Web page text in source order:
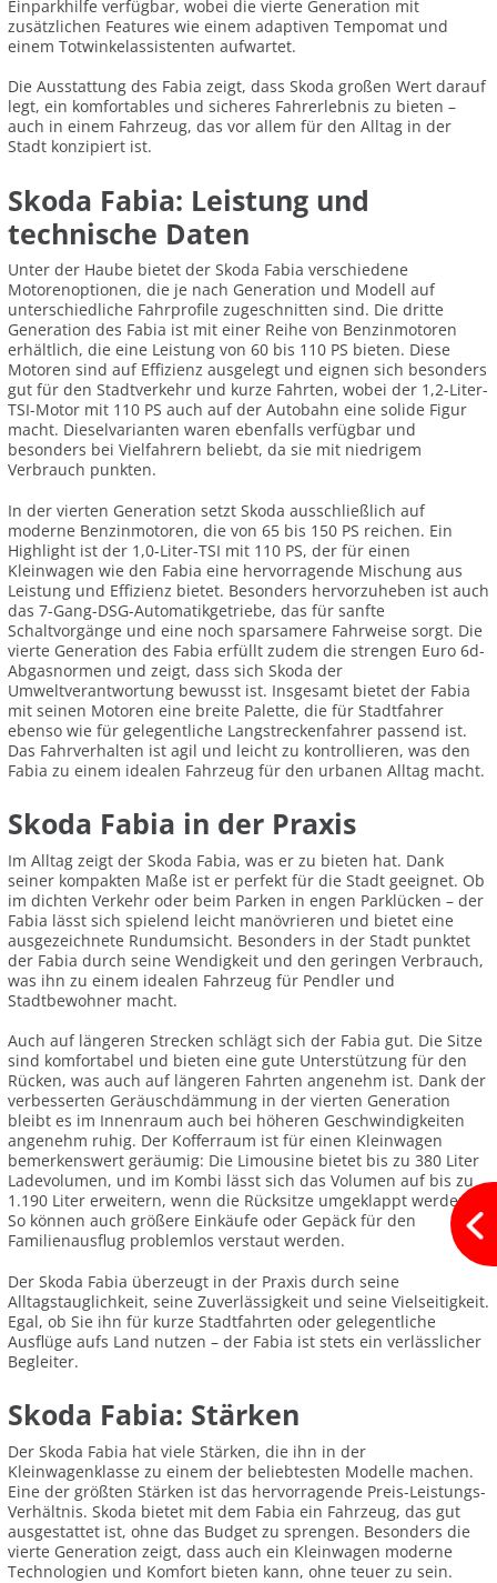
Einparkhilfe verfügbar, wobei die vierte Generation mit
zusätzlichen Features wie einem adaptiven Tempomat und
einem Totwinkelassistenten aufwartet.
Die Ausstattung des Fabia zeigt, dass Skoda großen Wert darauf
legt, ein komfortables und sicheres Fahrerlebnis zu bieten –
auch in einem Fahrzeug, das vor allem für den Alltag in der
Stadt konzipiert ist.
Skoda Fabia: Leistung und
technische Daten
Unter der Haube bietet der Skoda Fabia verschiedene
Motorenoptionen, die je nach Generation und Modell auf
unterschiedliche Fahrprofile zugeschnitten sind. Die dritte
Generation des Fabia ist mit einer Reihe von Benzinmotoren
erhältlich, die eine Leistung von 60 bis 110 PS bieten. Diese
Motoren sind auf Effizienz ausgelegt und eignen sich besonders
gut für den Stadtverkehr und kurze Fahrten, wobei der 1,2-Liter-
TSI-Motor mit 110 PS auch auf der Autobahn eine solide Figur
macht. Dieselvarianten waren ebenfalls verfügbar und
besonders bei Vielfahrern beliebt, da sie mit niedrigem
Verbrauch punkten.
In der vierten Generation setzt Skoda ausschließlich auf
moderne Benzinmotoren, die von 65 bis 150 PS reichen. Ein
Highlight ist der 1,0-Liter-TSI mit 110 PS, der für einen
Kleinwagen wie den Fabia eine hervorragende Mischung aus
Leistung und Effizienz bietet. Besonders hervorzuheben ist auch
das 7-Gang-DSG-Automatikgetriebe, das für sanfte
Schaltvorgänge und eine noch sparsamere Fahrweise sorgt. Die
vierte Generation des Fabia erfüllt zudem die strengen Euro 6d-
Abgasnormen und zeigt, dass sich Skoda der
Umweltverantwortung bewusst ist. Insgesamt bietet der Fabia
mit seinen Motoren eine breite Palette, die für Stadtfahrer
ebenso wie für gelegentliche Langstreckenfahrer passend ist.
Das Fahrverhalten ist agil und leicht zu kontrollieren, was den
Fabia zu einem idealen Fahrzeug für den urbanen Alltag macht.
Skoda Fabia in der Praxis
Im Alltag zeigt der Skoda Fabia, was er zu bieten hat. Dank
seiner kompakten Maße ist er perfekt für die Stadt geeignet. Ob
im dichten Verkehr oder beim Parken in engen Parklücken – der
Fabia lässt sich spielend leicht manövrieren und bietet eine
ausgezeichnete Rundumsicht. Besonders in der Stadt punktet
der Fabia durch seine Wendigkeit und den geringen Verbrauch,
was ihn zu einem idealen Fahrzeug für Pendler und
Stadtbewohner macht.
Auch auf längeren Strecken schlägt sich der Fabia gut. Die Sitze
sind komfortabel und bieten eine gute Unterstützung für den
Rücken, was auch auf längeren Fahrten angenehm ist. Dank der
verbesserten Geräuschdämmung in der vierten Generation
bleibt es im Innenraum auch bei höheren Geschwindigkeiten
angenehm ruhig. Der Kofferraum ist für einen Kleinwagen
bemerkenswert geräumig: Die Limousine bietet bis zu 380 Liter
Ladevolumen, und im Kombi lässt sich das Volumen auf bis zu
1.190 Liter erweitern, wenn die Rücksitze umgeklappt werden.
So können auch größere Einkäufe oder Gepäck für den
Familienausflug problemlos verstaut werden.
Der Skoda Fabia überzeugt in der Praxis durch seine
Alltagstauglichkeit, seine Zuverlässigkeit und seine Vielseitigkeit.
Egal, ob Sie ihn für kurze Stadtfahrten oder gelegentliche
Ausflüge aufs Land nutzen – der Fabia ist stets ein verlässlicher
Begleiter.
Skoda Fabia: Stärken
Der Skoda Fabia hat viele Stärken, die ihn in der
Kleinwagenklasse zu einem der beliebtesten Modelle machen.
Eine der größten Stärken ist das hervorragende Preis-Leistungs-
Verhältnis. Skoda bietet mit dem Fabia ein Fahrzeug, das gut
ausgestattet ist, ohne das Budget zu sprengen. Besonders die
vierte Generation zeigt, dass auch ein Kleinwagen moderne
Technologien und Komfort bieten kann, ohne teuer zu sein.